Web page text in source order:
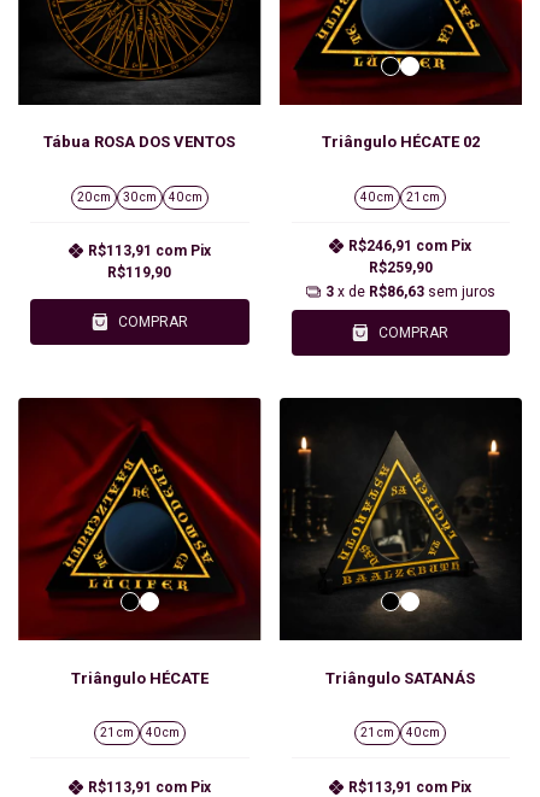
Tábua ROSA DOS VENTOS
20 cm 30 cm 40 cm
R$119,90
R$113,91 com Pix
COMPRAR
Triângulo HÉCATE 02
40 cm 21 cm
R$259,90
R$246,91 com Pix
3 x de R$86,63 sem juros
COMPRAR
Triângulo HÉCATE
21 cm 40 cm
R$113,91 com Pix
Triângulo SATANÁS
21 cm 40 cm
R$113,91 com Pix